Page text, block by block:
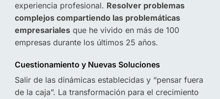
experiencia profesional. Resolver problemas
complejos compartiendo las problemáticas
empresariales que he vivido en más de 100
empresas durante los últimos 25 años.
Cuestionamiento y Nuevas Soluciones
Salir de las dinámicas establecidas y “pensar fuera
de la caja”. La transformación para el crecimiento